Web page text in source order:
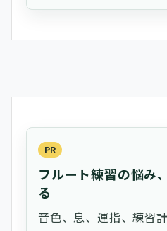
PR
フルート練習の悩み
る
音色、息、運指、練習